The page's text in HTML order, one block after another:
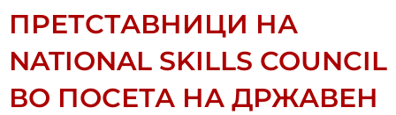
ПРЕТСТАВНИЦИ НА
NATIONAL SKILLS COUNCIL
ВО ПОСЕТА НА ДРЖАВЕН